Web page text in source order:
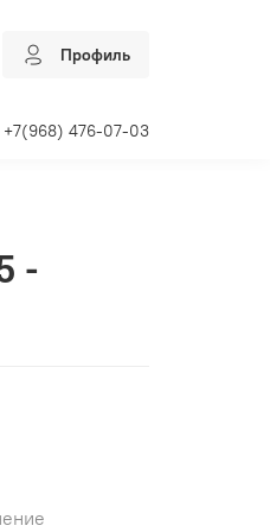
Профиль
+7(968) 476-07-03
-